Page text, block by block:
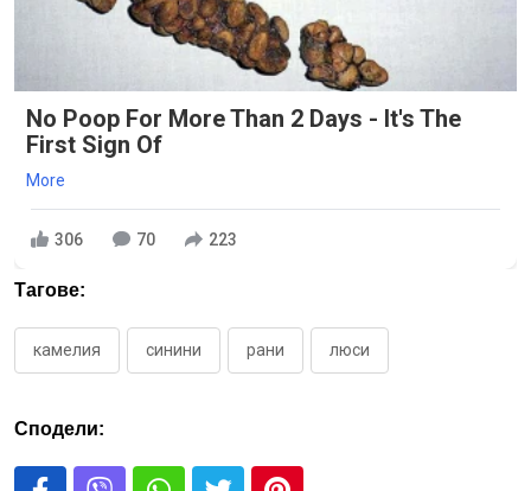
No Poop For More Than 2 Days - It's The
First Sign Of
More
306 70 223
Тагове:
камелия синини рани люси
Сподели: